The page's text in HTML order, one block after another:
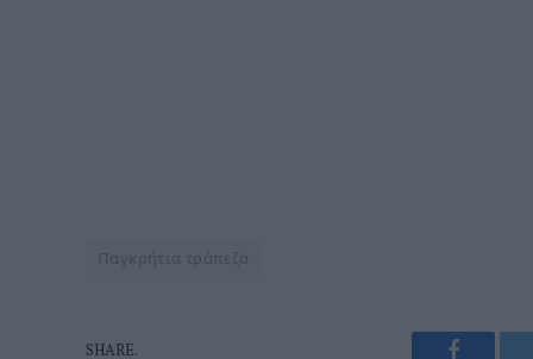
Παγκρήτια τράπεζα
SHARE.